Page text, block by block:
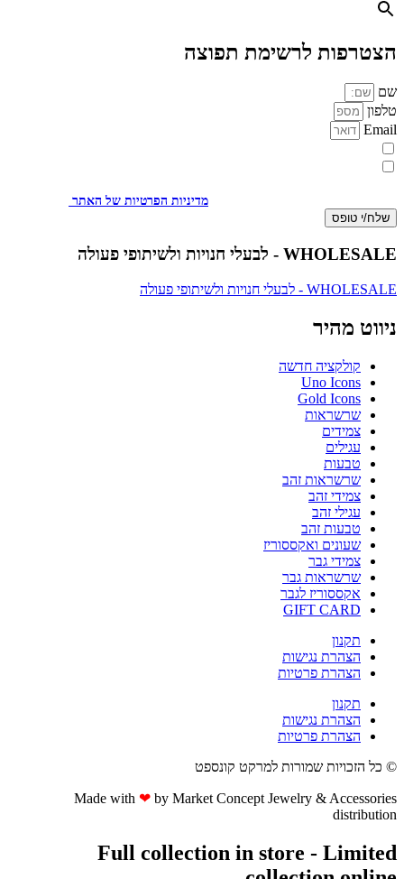
הצטרפות לרשימת תפוצה
שם
טלפון
Email
מדיניות הפרטיות של האתר
שלח/י טופס
WHOLESALE - לבעלי חנויות ולשיתופי פעולה
WHOLESALE - לבעלי חנויות ולשיתופי פעולה
ניווט מהיר
קולקציה חדשה
Uno Icons
Gold Icons
שרשראות
צמידים
עגילים
טבעות
שרשראות זהב
צמידי זהב
עגילי זהב
טבעות זהב
שעונים ואקססוריז
צמידי גבר
שרשראות גבר
אקססוריז לגבר
GIFT CARD
תקנון
הצהרת נגישות
הצהרת פרטיות
תקנון
הצהרת נגישות
הצהרת פרטיות
© כל הזכויות שמורות למרקט קונספט
Made with ❤ by Market Concept Jewelry & Accessories
distribution
Full collection in store - Limited